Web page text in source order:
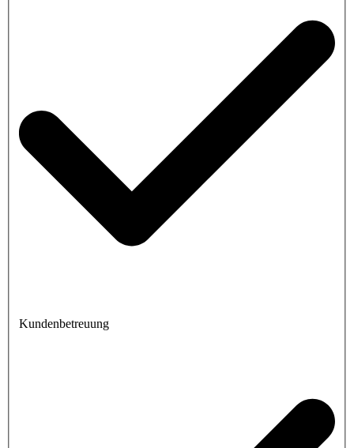
Kundenbetreuung